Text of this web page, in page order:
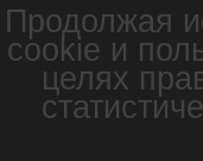
Продолжая
cookie и
целях